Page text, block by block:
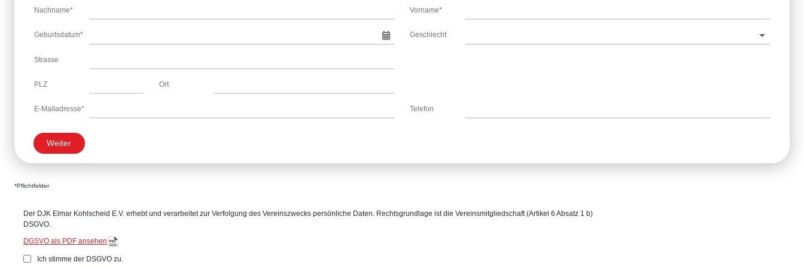
Nachname* Vorname*
Geburtsdatum* Geschlecht
Strasse
PLZ Ort
E-Mailadresse* Telefon
Weiter
*Pflichtfelder
Der DJK Elmar Kohlscheid E.V. erhebt und verarbeitet zur Verfolgung des Vereinszwecks persönliche Daten. Rechtsgrundlage ist die Vereinsmitgliedschaft (Artikel 6 Absatz 1 b)
DSGVO.
DGSVO als PDF ansehen
Ich stimme der DSGVO zu.